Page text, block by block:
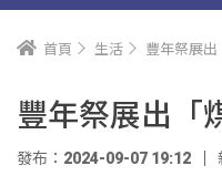
首頁 生活 豐年祭展出
豐年祭展出「
發布：2024-09-07 19:12